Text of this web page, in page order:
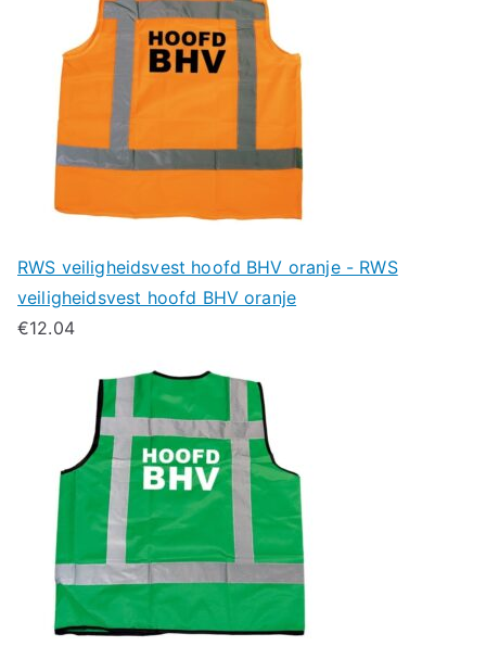
RWS veiligheidsvest hoofd BHV oranje - RWS
veiligheidsvest hoofd BHV oranje
€12.04